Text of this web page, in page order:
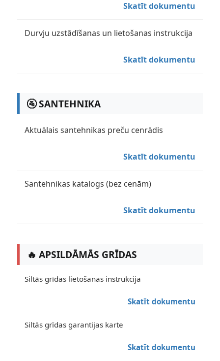
Skatīt dokumentu
Durvju uzstādīšanas un lietošanas instrukcija
Skatīt dokumentu
🚰 SANTEHNIKA
Aktuālais santehnikas preču cenrādis
Skatīt dokumentu
Santehnikas katalogs (bez cenām)
Skatīt dokumentu
🔥 APSILDĀMĀS GRĪDAS
Siltās grīdas lietošanas instrukcija
Skatīt dokumentu
Siltās grīdas garantijas karte
Skatīt dokumentu